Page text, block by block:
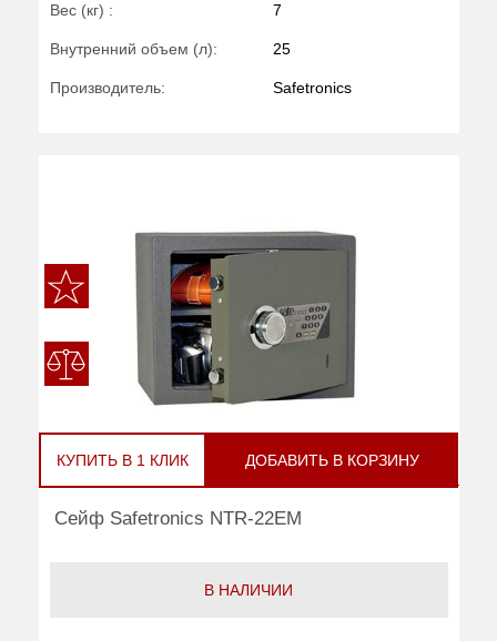
Вес (кг) : 7
Внутренний объем (л): 25
Производитель: Safetronics
КУПИТЬ В 1 КЛИК ДОБАВИТЬ В КОРЗИНУ
Сейф Safetronics NTR-22EM
В НАЛИЧИИ